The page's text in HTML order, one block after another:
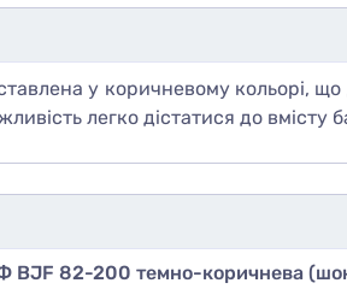
у коричневому кольорі,
легко дістатися до вмісту
BJF 82-200 темно-коричнева